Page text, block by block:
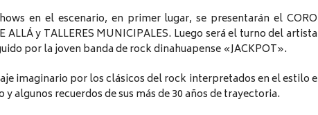
en el escenario, en primer lugar, se presentarán el CORO
ALLÁ y TALLERES MUNICIPALES. Luego será el turno del artista
por la joven banda de rock dinahuapense «JACKPOT».
imaginario por los clásicos del rock interpretados en el estilo e
algunos recuerdos de sus más de 30 años de trayectoria.